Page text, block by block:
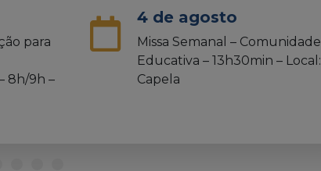
para
8h/9h –
4 de agosto
Missa Semanal – Comunidade
Educativa – 13h30min – Local:
Capela